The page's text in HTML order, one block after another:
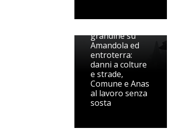
grandine su
Amandola ed
entroterra:
danni a colture
e strade,
Comune e Anas
al lavoro senza
sosta